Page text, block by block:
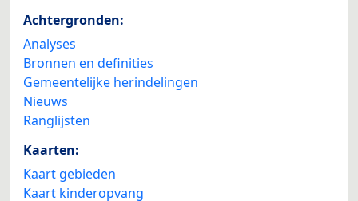
Achtergronden:
Analyses
Bronnen en definities
Gemeentelijke herindelingen
Nieuws
Ranglijsten
Kaarten:
Kaart gebieden
Kaart kinderopvang